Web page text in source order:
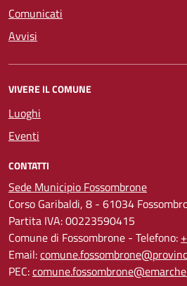
Comunicati
Avvisi
VIVERE IL COMUNE
Luoghi
Eventi
CONTATTI
Sede Municipio Fossombrone
Corso Garibaldi, 8 - 61034
Partita IVA: 00223590415
Comune di Fossombrone - Telefono:
Email:
PEC: